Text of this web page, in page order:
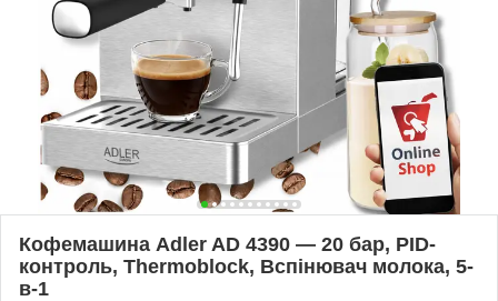
Кофемашина Adler AD 4390 — 20 бар, PID-
контроль, Thermoblock, Вспінювач молока, 5-
в-1